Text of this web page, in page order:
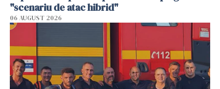
"scenariu de atac hibrid"
06 AUGUST 2026